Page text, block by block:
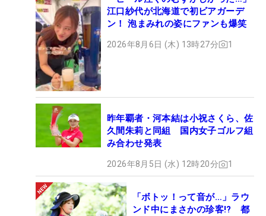
ーNXグリーン 50S）
5W：キャロウェイ パラダイム Aiスモーク
MAX（19度／スピーダーNXグリーン 60S）
4U：ブリヂストン ツアーB JGR（22度／ATTAS
EZ370 75S）
5I～PW：ブリヂストン 241CB（KBS ツアー90S）
48,52度：ブリヂストン BRM2（KBS ツアー90S）
58度：ブリヂストン ツアーB XW-Bプロトタイプ
（KBS ツアー90S）
PT：オデッセイ GIRAFFE-BEAM DW
BALL：ブリヂストン ツアーB X
江口紗代が北海道で初ビアガーデ
ン！ 泡まみれの姿にファンも爆笑
2026年8月6日 (木) 13時27分 1
昨年覇者・河本結は小祝さくら、佐
久間朱莉と同組 国内女子ゴルフ組
み合わせ発表
2026年8月5日 (水) 12時20分 1
「ボトッ！って音が…」ラウ
ンド中にまさかの珍客!? 都